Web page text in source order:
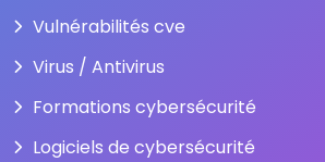
Vulnérabilités cve
Virus / Antivirus
Formations cybersécurité
Logiciels de cybersécurité